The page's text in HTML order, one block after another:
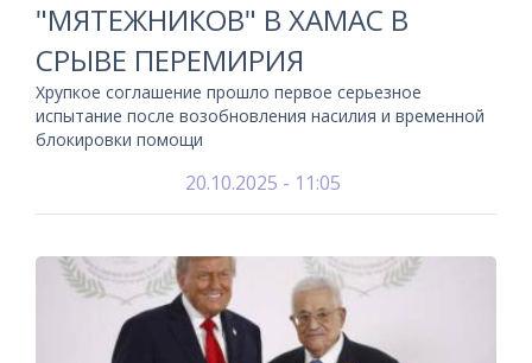
"МЯТЕЖНИКОВ" В ХАМАС В
СРЫВЕ ПЕРЕМИРИЯ
Хрупкое соглашение прошло первое серьезное
испытание после возобновления насилия и временной
блокировки помощи
20.10.2025 - 11:05